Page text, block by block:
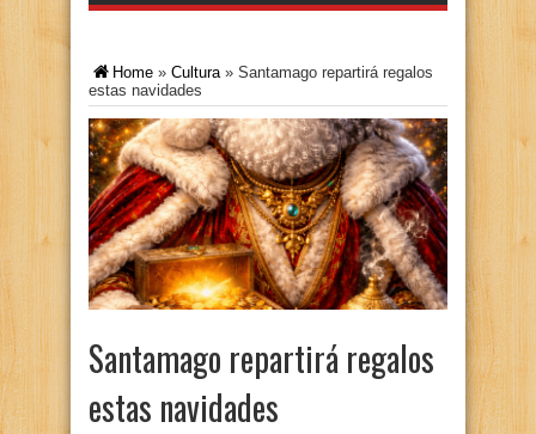
Home » Cultura» Santamago repartirá regalos
estas navidades
Santamago repartirá regalos
estas navidades